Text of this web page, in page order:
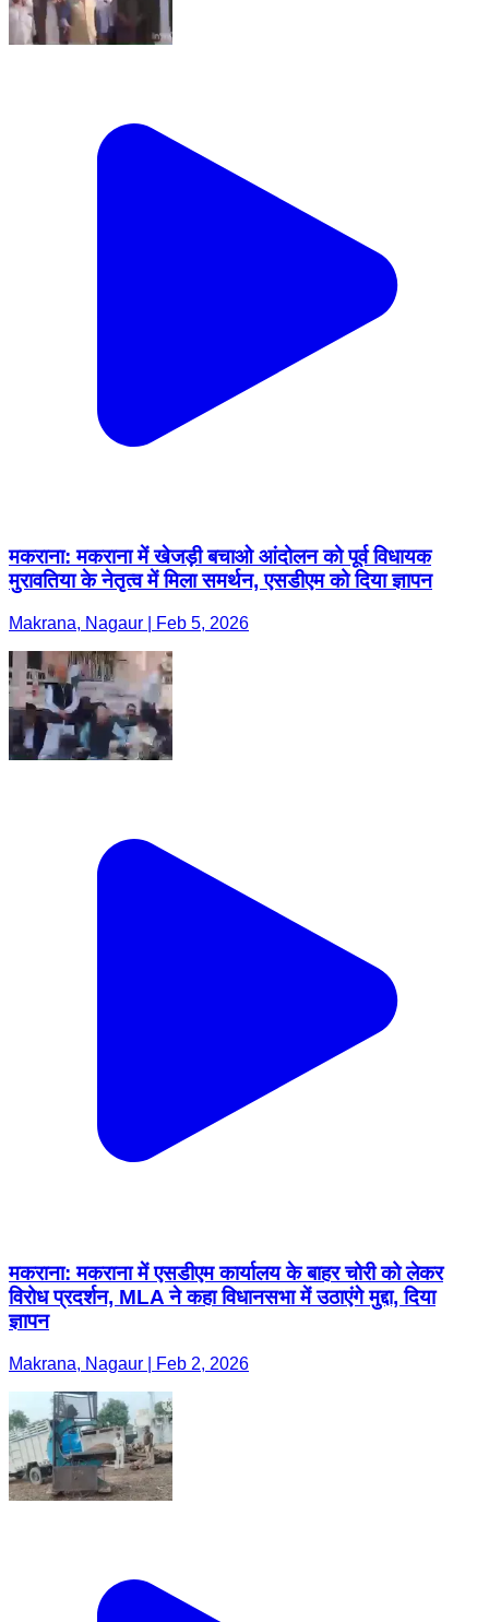
मकराना: मकराना में खेजड़ी बचाओ आंदोलन को पूर्व विधायक
मुरावतिया के नेतृत्व में मिला समर्थन, एसडीएम को दिया ज्ञापन
Makrana, Nagaur | Feb 5, 2026
मकराना: मकराना में एसडीएम कार्यालय के बाहर चोरी को लेकर
विरोध प्रदर्शन, MLA ने कहा विधानसभा में उठाएंगे मुद्दा, दिया
ज्ञापन
Makrana, Nagaur | Feb 2, 2026